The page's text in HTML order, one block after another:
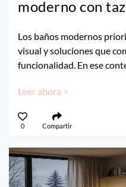
moderno con
Los baños modernos
visual y soluciones que
funcionalidad. En ese
Leer ahora >
0 Compartir